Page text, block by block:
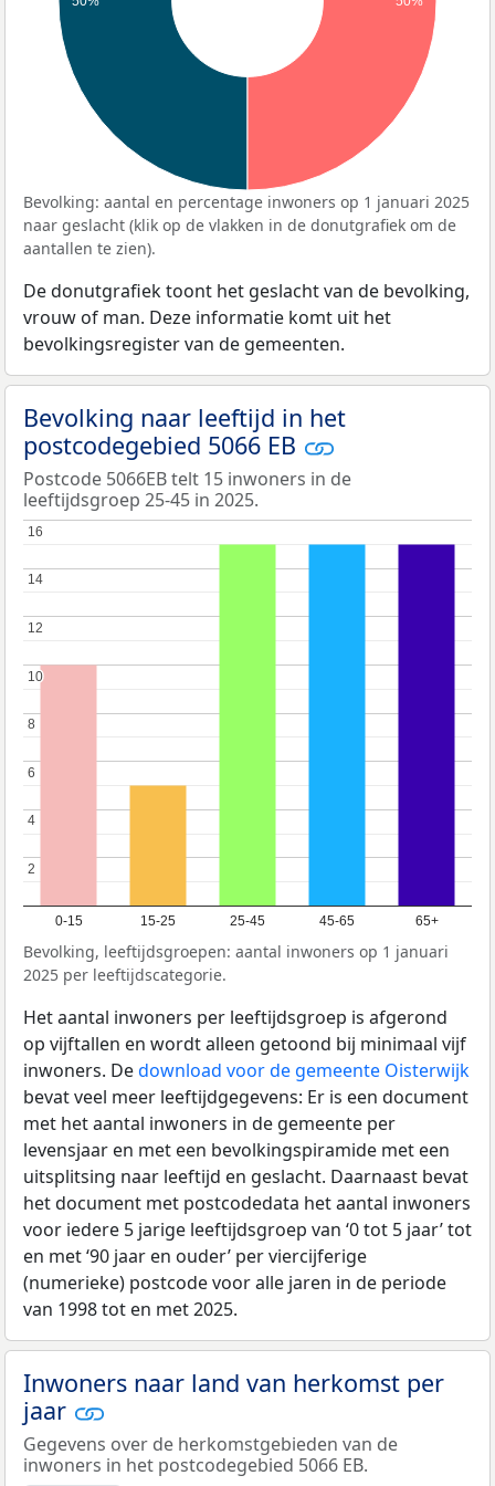
Bevolking: aantal en percentage inwoners op 1 januari 2025
naar geslacht (klik op de vlakken in de donutgrafiek om de
aantallen te zien).
De donutgrafiek toont het geslacht van de bevolking,
vrouw of man. Deze informatie komt uit het
bevolkingsregister van de gemeenten.
Bevolking naar leeftijd in het
postcodegebied 5066 EB
Postcode 5066EB telt 15 inwoners in de
leeftijdsgroep 25-45 in 2025.
0-15 15-25 25-45 45-65 65+
2
2
4
4
6
6
8
8
10
10
12
12
14
14
16
16
Bevolking, leeftijdsgroepen: aantal inwoners op 1 januari
2025 per leeftijdscategorie.
Het aantal inwoners per leeftijdsgroep is afgerond
op vijftallen en wordt alleen getoond bij minimaal vijf
inwoners. Dedownload voor de gemeente Oisterwijk
bevat veel meer leeftijdgegevens: Er is een document
met het aantal inwoners in de gemeente per
levensjaar en met een bevolkingspiramide met een
uitsplitsing naar leeftijd en geslacht. Daarnaast bevat
het document met postcodedata het aantal inwoners
voor iedere 5 jarige leeftijdsgroep van ‘0 tot 5 jaar’ tot
en met ‘90 jaar en ouder’ per viercijferige
(numerieke) postcode voor alle jaren in de periode
van 1998 tot en met 2025.
Inwoners naar land van herkomst per
jaar
Gegevens over de herkomstgebieden van de
inwoners in het postcodegebied 5066 EB.